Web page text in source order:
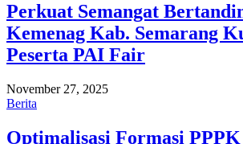
Perkuat Semangat
Kemenag Kab. Semarang
Peserta PAI Fair
November 27, 2025
Berita
Optimalisasi Formasi PPPK